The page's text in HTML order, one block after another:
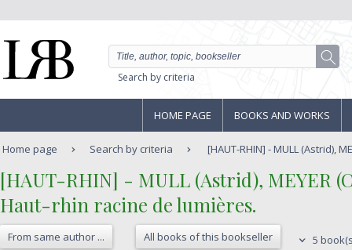
Search by criteria
HOME PAGE BOOKS AND WORKS
Home page Search by criteria [HAUT-RHIN] - MULL (Astrid),
‎[HAUT-RHIN] - MULL (Astrid), MEYER
‎Haut-rhin racine de lumières. ‎
From same author ... All books of this bookseller 5